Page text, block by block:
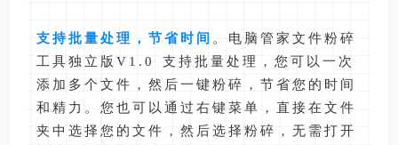
支持批量处理，节省时间 。电脑管家文件粉碎
工具独立版V1.0 支持批量处理，您可以一次
添加多个文件，然后一键粉碎，节省您的时间
和精力。您也可以通过右键菜单，直接在文件
夹中选择您的文件，然后选择粉碎，无需打开